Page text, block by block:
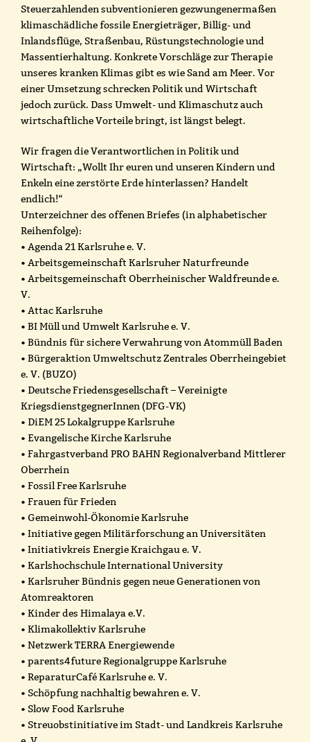
Steuerzahlenden subventionieren gezwungenermaßen
klimaschädliche fossile Energieträger, Billig- und
Inlandsflüge, Straßenbau, Rüstungstechnologie und
Massentierhaltung. Konkrete Vorschläge zur Therapie
unseres kranken Klimas gibt es wie Sand am Meer. Vor
einer Umsetzung schrecken Politik und Wirtschaft
jedoch zurück. Dass Umwelt- und Klimaschutz auch
wirtschaftliche Vorteile bringt, ist längst belegt.
Wir fragen die Verantwortlichen in Politik und
Wirtschaft: „Wollt Ihr euren und unseren Kindern und
Enkeln eine zerstörte Erde hinterlassen? Handelt
endlich!“
Unterzeichner des offenen Briefes (in alphabetischer
Reihenfolge):
• Agenda 21 Karlsruhe e. V.
• Arbeitsgemeinschaft Karlsruher Naturfreunde
• Arbeitsgemeinschaft Oberrheinischer Waldfreunde e.
V.
• Attac Karlsruhe
• BI Müll und Umwelt Karlsruhe e. V.
• Bündnis für sichere Verwahrung von Atommüll Baden
• Bürgeraktion Umweltschutz Zentrales Oberrheingebiet
e. V. (BUZO)
• Deutsche Friedensgesellschaft – Vereinigte
KriegsdienstgegnerInnen (DFG-VK)
• DiEM 25 Lokalgruppe Karlsruhe
• Evangelische Kirche Karlsruhe
• Fahrgastverband PRO BAHN Regionalverband Mittlerer
Oberrhein
• Fossil Free Karlsruhe
• Frauen für Frieden
• Gemeinwohl-Ökonomie Karlsruhe
• Initiative gegen Militärforschung an Universitäten
• Initiativkreis Energie Kraichgau e. V.
• Karlshochschule International University
• Karlsruher Bündnis gegen neue Generationen von
Atomreaktoren
• Kinder des Himalaya e.V.
• Klimakollektiv Karlsruhe
• Netzwerk TERRA Energiewende
• parents4future Regionalgruppe Karlsruhe
• ReparaturCafé Karlsruhe e. V.
• Schöpfung nachhaltig bewahren e. V.
• Slow Food Karlsruhe
• Streuobstinitiative im Stadt- und Landkreis Karlsruhe